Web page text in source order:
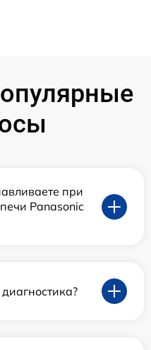
при
Panasonic